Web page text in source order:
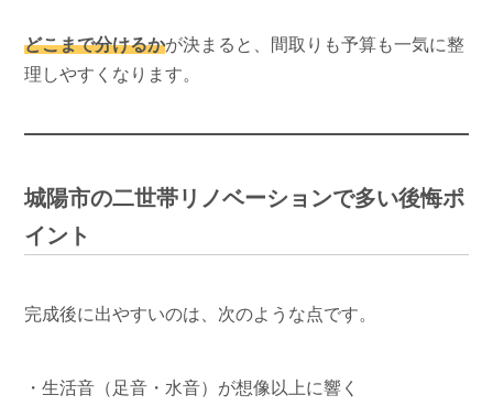
どこまで分けるかが決まると、間取りも予算も一気に整
理しやすくなります。
城陽市の二世帯リノベーションで多い後悔ポ
イント
完成後に出やすいのは、次のような点です。
・生活音（足音・水音）が想像以上に響く